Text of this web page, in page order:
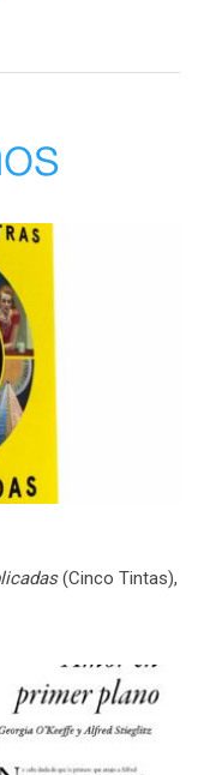
(Cinco Tintas),